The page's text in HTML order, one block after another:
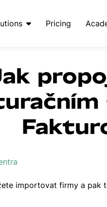
Pricing
importovat firmy a